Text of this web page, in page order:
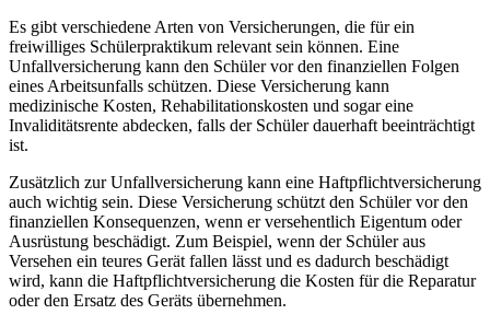
Es gibt verschiedene Arten von Versicherungen, die für ein
freiwilliges Schülerpraktikum relevant sein können. Eine
Unfallversicherung kann den Schüler vor den finanziellen Folgen
eines Arbeitsunfalls schützen. Diese Versicherung kann
medizinische Kosten, Rehabilitationskosten und sogar eine
Invaliditätsrente abdecken, falls der Schüler dauerhaft beeinträchtigt
ist.
Zusätzlich zur Unfallversicherung kann eine Haftpflichtversicherung
auch wichtig sein. Diese Versicherung schützt den Schüler vor den
finanziellen Konsequenzen, wenn er versehentlich Eigentum oder
Ausrüstung beschädigt. Zum Beispiel, wenn der Schüler aus
Versehen ein teures Gerät fallen lässt und es dadurch beschädigt
wird, kann die Haftpflichtversicherung die Kosten für die Reparatur
oder den Ersatz des Geräts übernehmen.